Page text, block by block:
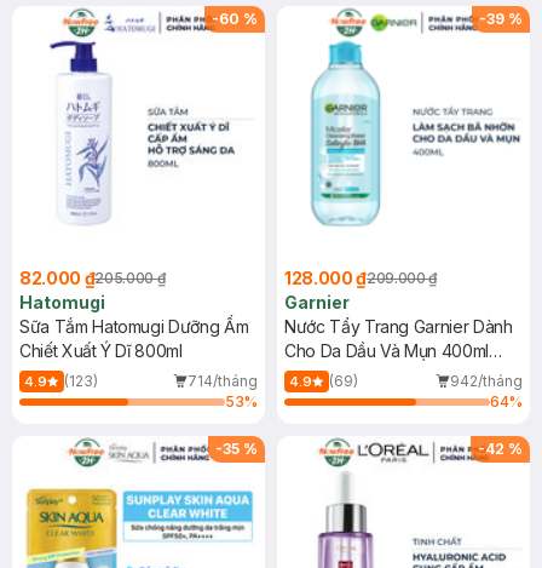
(SL có hạn)
-60 %
82.000 ₫205.000 ₫
Hatomugi
Sữa Tắm Hatomugi Dưỡng Ẩm
Chiết Xuất Ý Dĩ 800ml
4.9 (123)
714/tháng
53%
-39 %
128.000 ₫209.000 ₫
Garnier
Nước Tẩy Trang Garnier Dành
Cho Da Dầu Và Mụn 400ml
(Mới)
4.9 (69)
942/tháng
64%
-35 % -42 %